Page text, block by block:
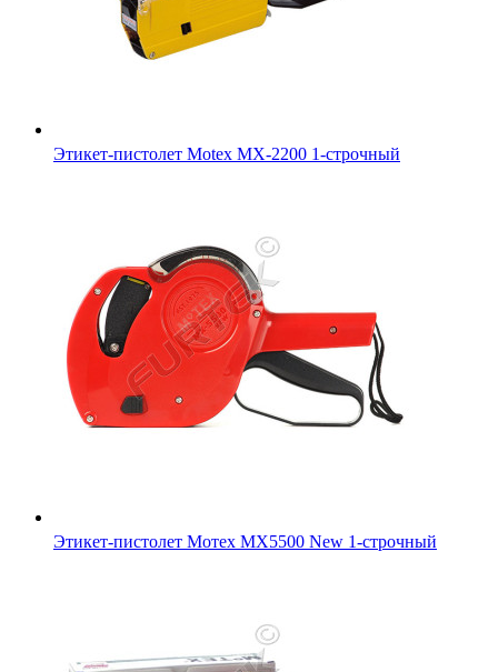
Этикет-пистолет Motex МХ-2200 1-строчный
Этикет-пистолет Мотех MX5500 New 1-строчный